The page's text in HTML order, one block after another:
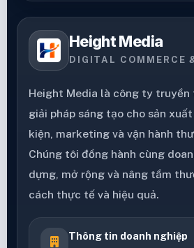
Height Media
DIGITAL COMMERCE
Height Media là công ty truyền
giải pháp sáng tạo cho sản
kiện, marketing và vận hành
Chúng tôi đồng hành cùng
dựng, mở rộng và nâng tầm
cách thực tế và hiệu quả.
Thông tin doanh nghiệp